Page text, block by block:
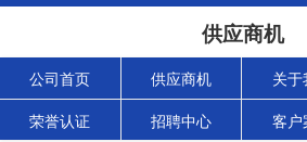
供应商机
公司首页 供应商机 关于
荣誉认证 招聘中心 客户